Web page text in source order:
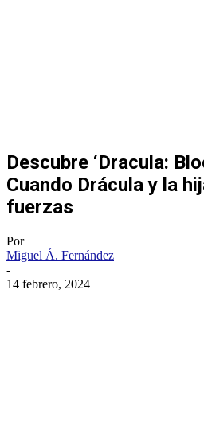
Descubre ‘Dracula:
Cuando Drácula y la
fuerzas
Por
Miguel Á. Fernández
-
14 febrero, 2024